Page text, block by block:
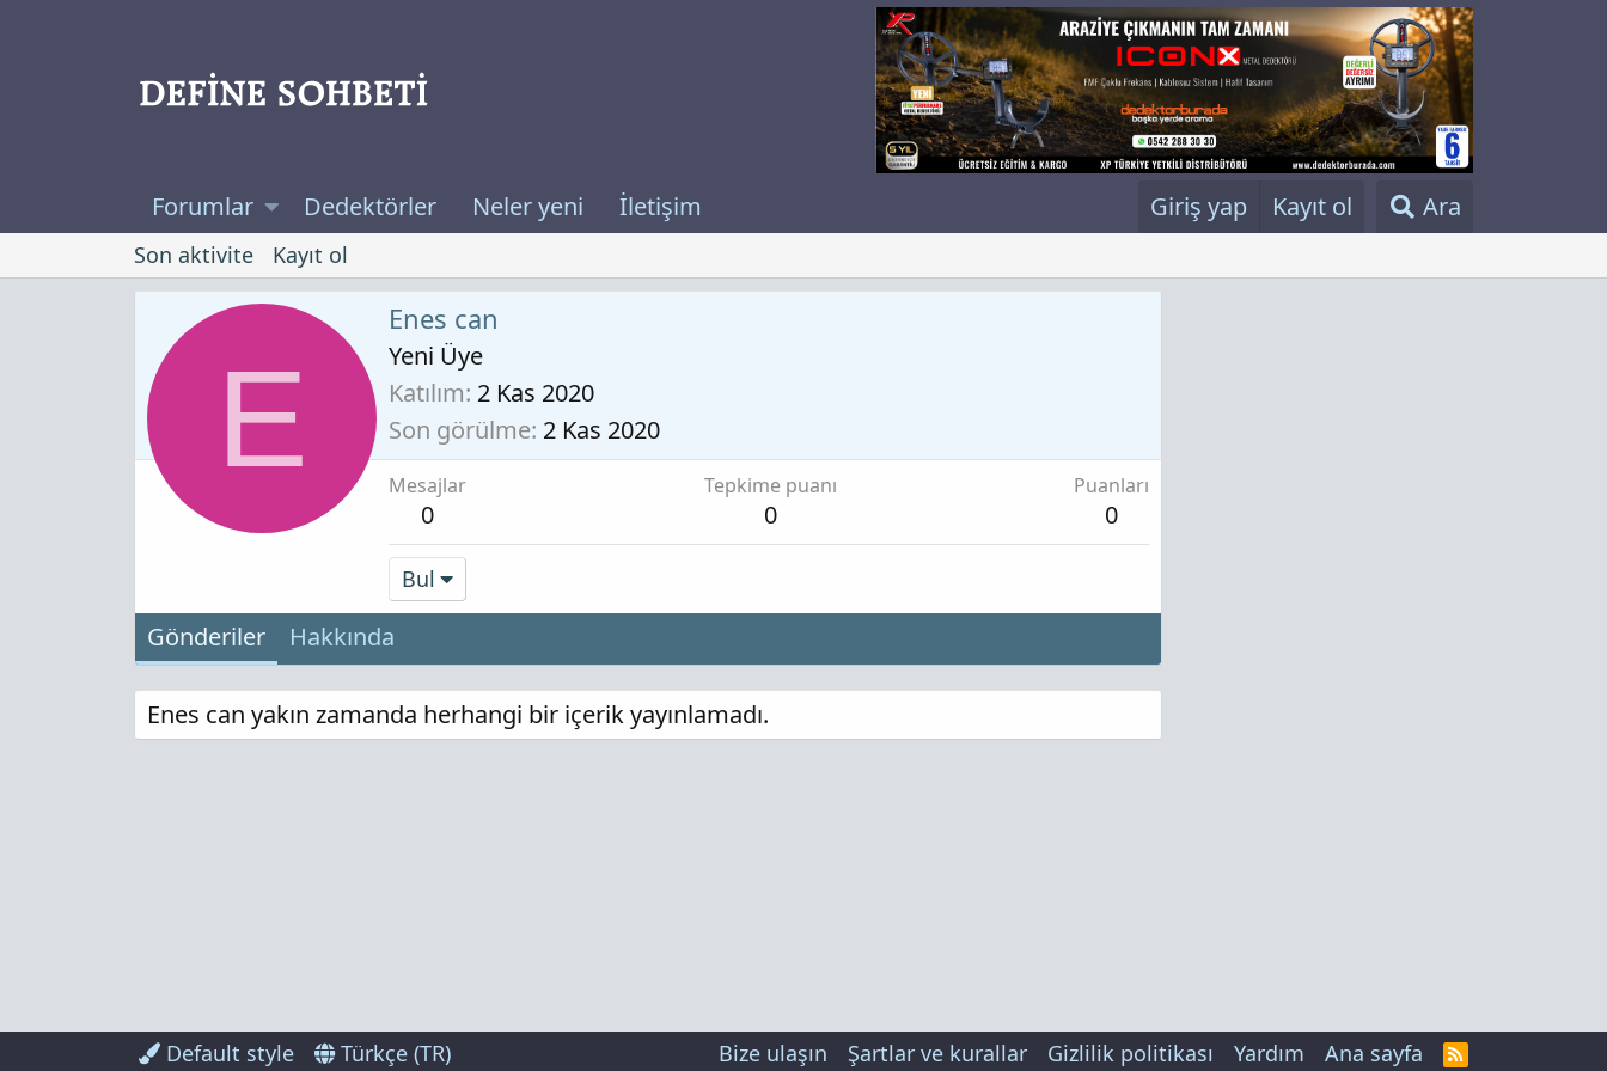
Forumlar Dedektörler Neler yeni İletişim Giriş yap Kayıt ol Ara
Son aktivite Kayıt ol
E
Enes can
Yeni Üye
Katılım 2 Kas 2020
Son görülme 2 Kas 2020
Mesajlar
0
Tepkime puanı
0
Puanları
0
Bul
Gönderiler Hakkında
Enes can yakın zamanda herhangi bir içerik yayınlamadı.
Default style Türkçe (TR) Bize ulaşın Şartlar ve kurallar Gizlilik politikası Yardım Ana sayfa